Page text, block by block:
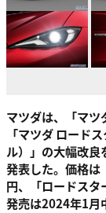
マツダは、「マツ
「マツダ ロード
ル）」の大幅改良
発表した。価格
円、「ロードスタ
発売は2024年1月